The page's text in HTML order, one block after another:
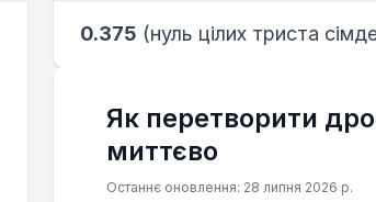
0.375 (нуль цілих триста
Як перетворити
миттєво
Останнє оновлення: 28 липня 2026 р.